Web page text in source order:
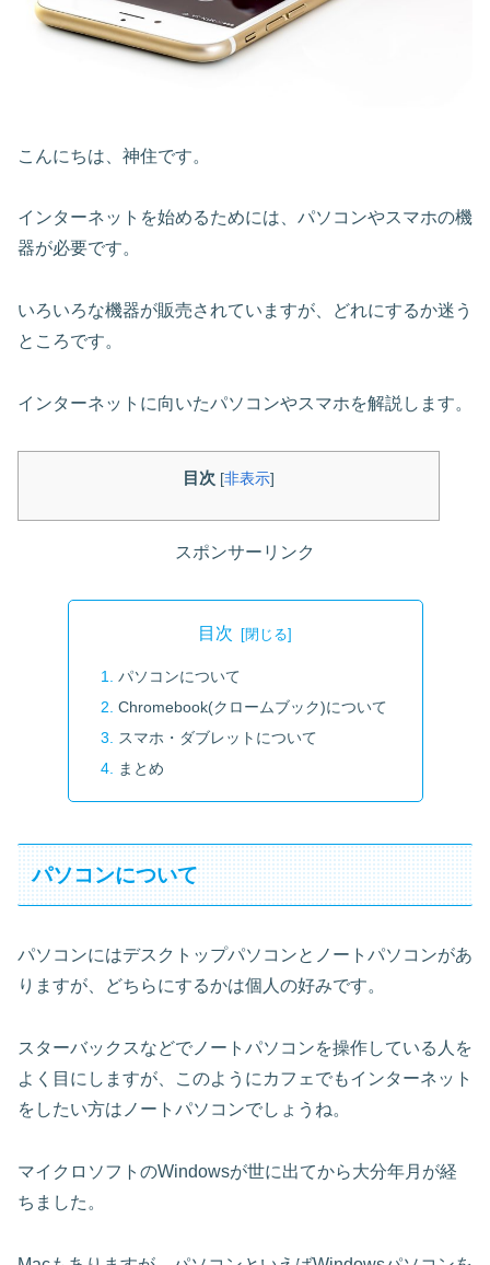
こんにちは、神住です。
インターネットを始めるためには、パソコンやスマホの機
器が必要です。
いろいろな機器が販売されていますが、どれにするか迷う
ところです。
インターネットに向いたパソコンやスマホを解説します。
目次 [非表示]
スポンサーリンク
目次
パソコンについて
Chromebook(クロームブック)について
スマホ・ダブレットについて
まとめ
パソコンについて
パソコンにはデスクトップパソコンとノートパソコンがあ
りますが、どちらにするかは個人の好みです。
スターバックスなどでノートパソコンを操作している人を
よく目にしますが、このようにカフェでもインターネット
をしたい方はノートパソコンでしょうね。
マイクロソフトのWindowsが世に出てから大分年月が経
ちました。